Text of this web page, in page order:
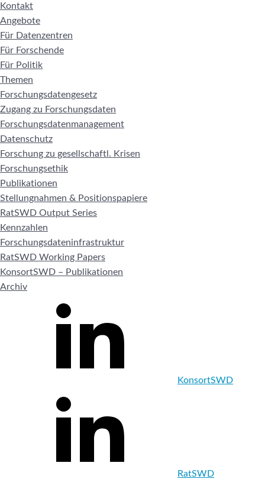
Kontakt
Angebote
Für Datenzentren
Für Forschende
Für Politik
Themen
Forschungsdatengesetz
Zugang zu Forschungsdaten
Forschungsdatenmanagement
Datenschutz
Forschung zu gesellschaftl. Krisen
Forschungsethik
Publikationen
Stellungnahmen & Positionspapiere
RatSWD Output Series
Kennzahlen
Forschungsdateninfrastruktur
RatSWD Working Papers
KonsortSWD – Publikationen
Archiv
KonsortSWD
RatSWD